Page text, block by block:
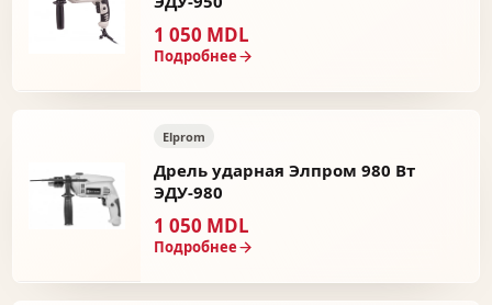
1 050 MDL
Подробнее
Elprom
Дрель ударная Элпром 980 Вт
ЭДУ-980
1 050 MDL
Подробнее